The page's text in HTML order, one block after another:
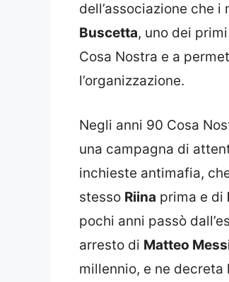
dell’associazione che
Buscetta, uno dei
Cosa Nostra e a
l’organizzazione.
Negli anni 90 Cosa
una campagna di
inchieste antimafia,
stesso Riina prima e di
pochi anni passò
arresto di Matteo
millennio, e ne